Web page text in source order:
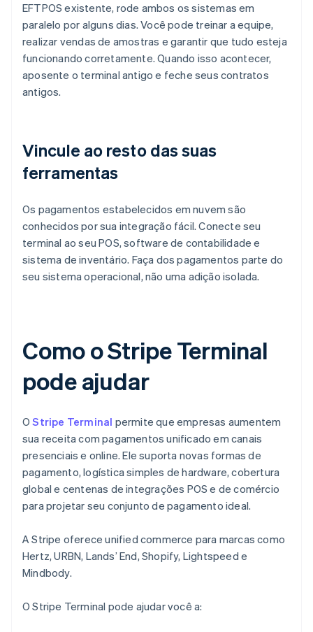
EFTPOS existente, rode ambos os sistemas em
paralelo por alguns dias. Você pode treinar a equipe,
realizar vendas de amostras e garantir que tudo esteja
funcionando corretamente. Quando isso acontecer,
aposente o terminal antigo e feche seus contratos
antigos.
Vincule ao resto das suas
ferramentas
Os pagamentos estabelecidos em nuvem são
conhecidos por sua integração fácil. Conecte seu
terminal ao seu POS, software de contabilidade e
sistema de inventário. Faça dos pagamentos parte do
seu sistema operacional, não uma adição isolada.
Como o Stripe Terminal
pode ajudar
OStripe Terminal permite que empresas aumentem
sua receita com pagamentos unificado em canais
presenciais e online. Ele suporta novas formas de
pagamento, logística simples de hardware, cobertura
global e centenas de integrações POS e de comércio
para projetar seu conjunto de pagamento ideal.
A Stripe oferece unified commerce para marcas como
Hertz, URBN, Lands’ End, Shopify, Lightspeed e
Mindbody.
O Stripe Terminal pode ajudar você a: